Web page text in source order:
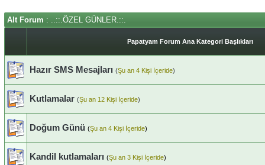
Alt Forum : ..::.ÖZEL GÜNLER.::.
Papatyam Forum Ana Kategori Başlıkları
Hazır SMS Mesajları (Şu an 4 Kişi İçeride)
Kutlamalar (Şu an 12 Kişi İçeride)
Doğum Günü (Şu an 4 Kişi İçeride)
Kandil kutlamaları (Şu an 3 Kişi İçeride)